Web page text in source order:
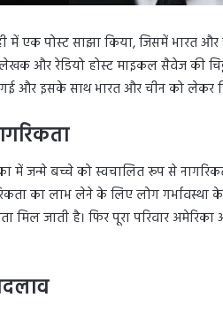
ही में एक पोस्ट साझा किया, जिसमें भारत
और रेडियो होस्ट माइकल सैवेज की
और इसके साथ भारत और चीन को लेकर
में जन्मे बच्चे को स्वचालित रूप से
का लाभ लेने के लिए लोग गर्भावस्था
मिल जाती है। फिर पूरा परिवार